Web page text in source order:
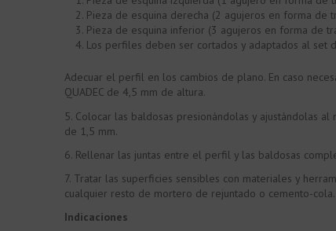
Pieza de esquina derecha (2 agujeros en forma de
Pieza de esquina inferior (3 agujeros en forma de
Los perfiles deben ser cortados y adaptados al set
Adecuar el perfil en los cambios de plano. En caso
QUADEC de 4,5 mm de altura.
5. Colocar las baldosas presionándolas y ajustándolas
de 1,5 mm.
6. Rellenar las juntas entre el perfil y las baldosas
7. Tratar las superficies sensibles con materiales y
cualquier resto de mortero de rejuntado o cemento-cola.
Indicaciones